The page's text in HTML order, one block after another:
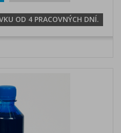
OD 4 PRACOVNÝCH DNÍ.